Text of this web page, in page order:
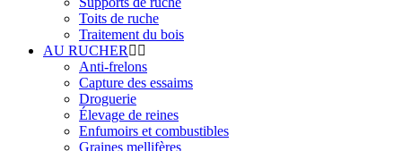
Toits de ruche
Traitement du bois
AU RUCHER
Anti-frelons
Capture des essaims
Droguerie
Élevage de reines
Enfumoirs et combustibles
Graines mellifères